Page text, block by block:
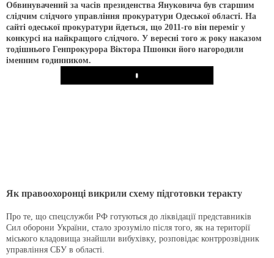
Обвинувачений за часів президенства Януковича був старшим
слідчим слідчого управління прокуратури Одеської області. На
сайті одеської прокуратури йдеться, що 2011-го він переміг у
конкурсі на найкращого слідчого. У вересні того ж року наказом
тодішнього Генпрокурора Віктора Пшонки його нагородили
іменним годинником.
Play
Як правоохоронці викрили схему підготовки теракту
Про те, що спецслужби РФ готуються до ліквідації представників
Сил оборони України, стало зрозуміло після того, як на території
міського кладовища знайшли вибухівку, розповідає контррозвідник
управління СБУ в області.